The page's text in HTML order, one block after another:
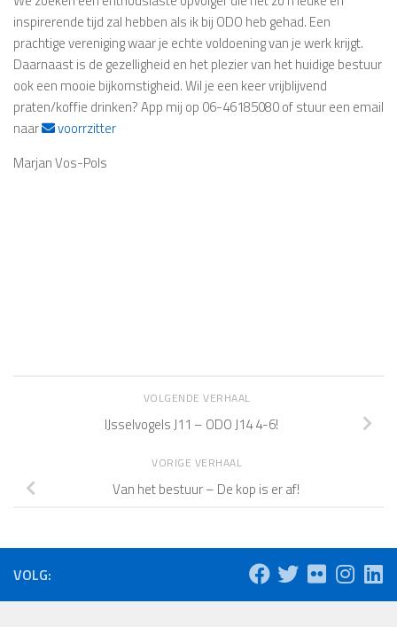
inspirerende tijd zal hebben als ik bij ODO heb gehad. Een
prachtige vereniging waar je echte voldoening van je werk krijgt.
Daarnaast is de gezelligheid en het plezier van het huidige bestuur
ook een mooie bijkomstigheid. Wil je een keer vrijblijvend
praten/koffie drinken? App mij op 06-46185080 of stuur een email
naar
voorrzitter
Marjan Vos-Pols
VOLGENDE VERHAAL
IJsselvogels J11 – ODO J14 4-6!
VORIGE VERHAAL
Van het bestuur – De kop is er af!
VOLG: